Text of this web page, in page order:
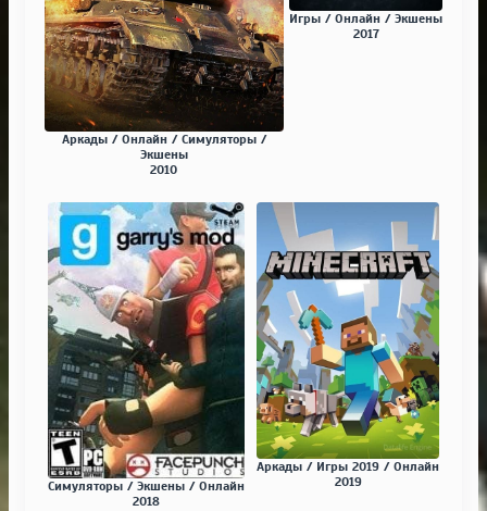
Аркады / Онлайн / Симуляторы /
Экшены
2010
Игры / Онлайн / Экшены
2017
Симуляторы / Экшены / Онлайн
2018
Аркады / Игры 2019 / Онлайн
2019